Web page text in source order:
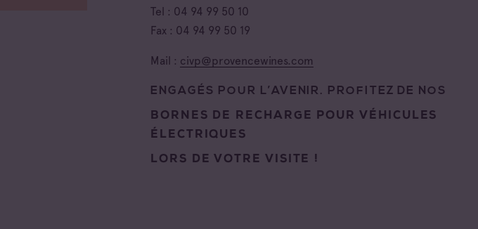
Tel : 04 94 99 50 10
Fax : 04 94 99 50 19
Mail : civp@provencewines.com
ENGAGÉS POUR L’AVENIR. PROFITEZ DE NOS
BORNES DE RECHARGE POUR VÉHICULES
ÉLECTRIQUES
LORS DE VOTRE VISITE !